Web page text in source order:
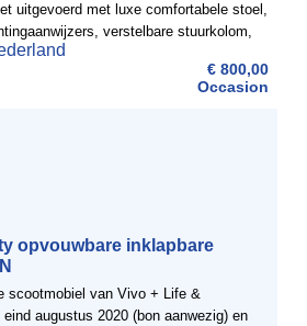
uitgevoerd met luxe comfortabele stoel,
verstelbare stuurkolom,
Door zijn korte draaicirkel is ...
€ 800,00
Occasion
opvouwbare inklapbare
scootmobiel van Vivo + Life &
augustus 2020 (bon aanwezig) en